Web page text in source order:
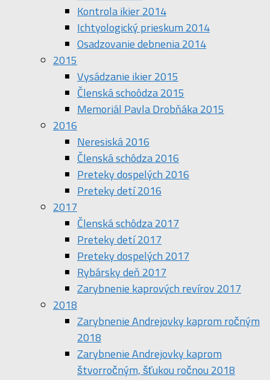
Kontrola ikier 2014
Ichtyologický prieskum 2014
Osadzovanie debnenia 2014
2015
Vysádzanie ikier 2015
Členská schoôdza 2015
Memoriál Pavla Drobňáka 2015
2016
Neresiská 2016
Členská schôdza 2016
Preteky dospelých 2016
Preteky detí 2016
2017
Členská schôdza 2017
Preteky detí 2017
Preteky dospelých 2017
Rybársky deň 2017
Zarybnenie kaprových revírov 2017
2018
Zarybnenie Andrejovky kaprom ročným
2018
Zarybnenie Andrejovky kaprom
štvorročným, šťukou ročnou 2018